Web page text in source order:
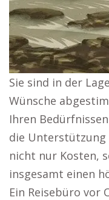
Sie sind in der
Wünsche
Ihren
die Unterstützung
nicht nur Kosten,
insgesamt einen
Ein Reisebüro vor